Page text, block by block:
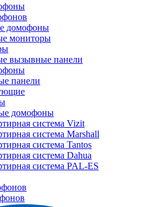
домофоны
мониторы
вызывные панели
панели
домофоны
система Vizit
система Marshall
система Tantos
система Dahua
система PAL-ES